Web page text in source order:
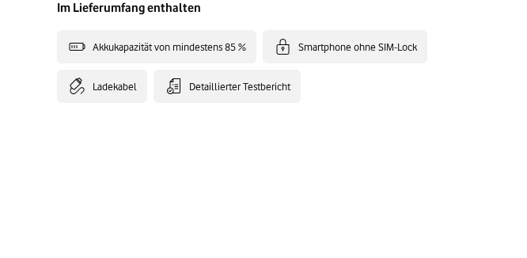
Im Lieferumfang enthalten
Akkukapazität von mindestens 85 % Smartphone ohne SIM-Lock
Ladekabel Detaillierter Testbericht